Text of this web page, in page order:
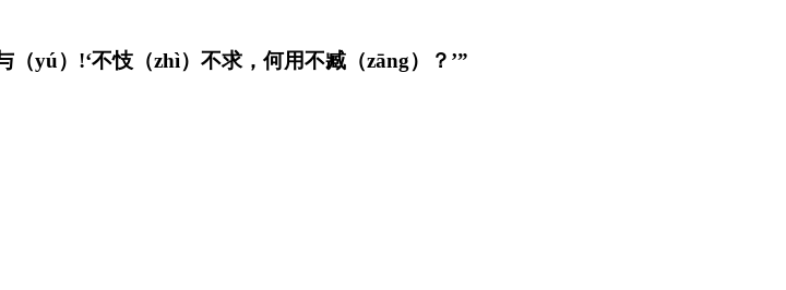
yú）!‘不忮（zhì）不求，何用不臧（zāng）？’”